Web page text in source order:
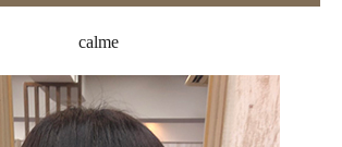
calme